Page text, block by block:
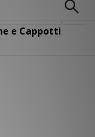
e Cappotti